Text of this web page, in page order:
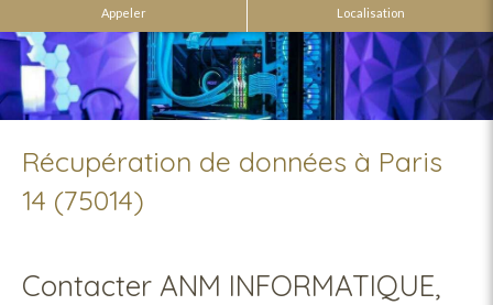
Appeler Localisation
Récupération de données à Paris
14 (75014)
Contacter ANM INFORMATIQUE,